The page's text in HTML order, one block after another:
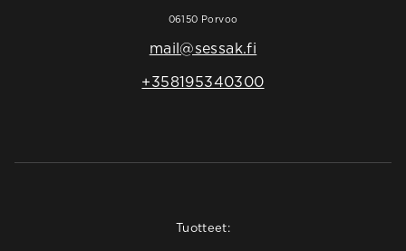
06150 Porvoo
mail@sessak.fi
+358195340300
Tuotteet: